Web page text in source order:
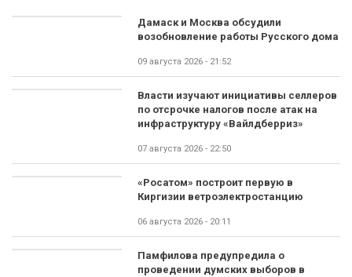
Дамаск и Москва обсудили
возобновление работы Русского дома
09 августа 2026 - 21:52
Власти изучают инициативы селлеров
по отсрочке налогов после атак на
инфраструктуру «Вайлдберриз»
07 августа 2026 - 22:50
«Росатом» построит первую в
Киргизии ветроэлектростанцию
06 августа 2026 - 20:11
Памфилова предупредила о
проведении думских выборов в